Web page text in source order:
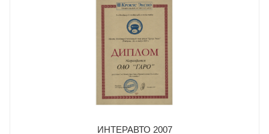
ИНТЕРАВТО 2007